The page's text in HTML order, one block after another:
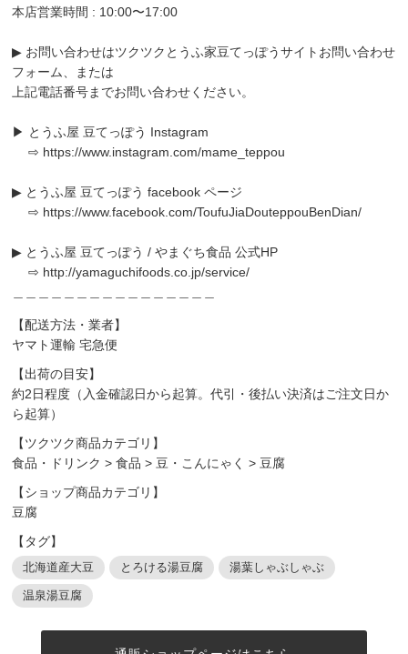
本店営業時間 : 10:00〜17:00
▶︎ お問い合わせはツクツクとうふ家豆てっぽうサイトお問い合わせ
フォーム、または
上記電話番号までお問い合わせください。
▶︎ とうふ屋 豆てっぽう Instagram
⇨ https://www.instagram.com/mame_teppou
▶︎ とうふ屋 豆てっぽう facebook ページ
⇨ https://www.facebook.com/ToufuJiaDouteppouBenDian/
▶︎ とうふ屋 豆てっぽう / やまぐち食品 公式HP
⇨ http://yamaguchifoods.co.jp/service/
【配送方法・業者】
ヤマト運輸 宅急便
【出荷の目安】
約2日程度（入金確認日から起算。代引・後払い決済はご注文日か
ら起算）
【ツクツク商品カテゴリ】
食品・ドリンク >食品 > 豆・こんにゃく > 豆腐
【ショップ商品カテゴリ】
豆腐
【タグ】
北海道産大豆 とろける湯豆腐 湯葉しゃぶしゃぶ
温泉湯豆腐